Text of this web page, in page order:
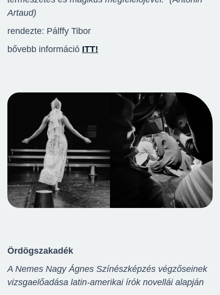
Artaud)
rendezte: Pálffy Tibor
bővebb információ ITT!
Ördögszakadék
A Nemes Nagy Ágnes Színészképzés végzőseinek
vizsgaelőadása latin-amerikai írók novellái alapján